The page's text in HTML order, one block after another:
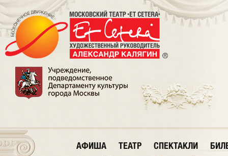
АФИША ТЕАТР СПЕКТАКЛИ